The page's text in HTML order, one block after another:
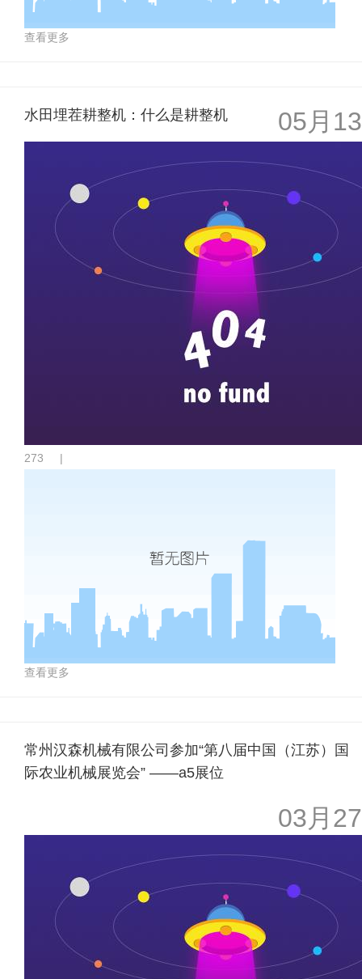
查看更多
水田埋茬耕整机：什么是耕整机 05月13
273 |
查看更多
常州汉森机械有限公司参加“第八届中国（江苏）国
际农业机械展览会” ——a5展位
03月27